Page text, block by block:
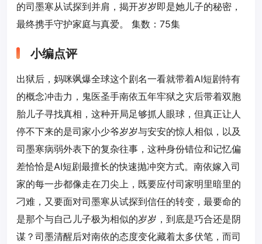
的司墨寒从试探到并肩，揭开岁岁即是她儿子的秘密，
最终携手守护家庭与真爱。 集数：75集
小编点评
出狱后，妈咪飒爆全球这个剧名一看就带着AI短剧特有
的概念冲击力，鬼医圣手南依五年牢狱之灾后带着双胞
胎儿子寻找真相，这种开局足够抓人眼球，但真正让人
停不下来的是司家小少爷岁岁与安安的惊人相似，以及
司墨寒病弱外表下的复杂往事，这种身份错位和记忆偏
差恰恰是AI短剧最擅长的快速抛冲突方式。南依嫁入司
家的每一步都像走在刀尖上，既要应付司家明里暗里的
刁难，又要面对司墨寒从试探到信任的转变，最要命的
是那个与自己儿子极为相似的岁岁，到底是巧合还是阴
谋？司墨清醒后对南依的态度变化藏着太多伏笔，而司